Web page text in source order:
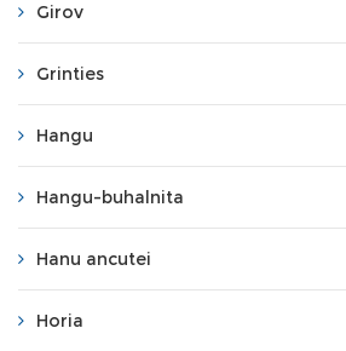
Girov
Grinties
Hangu
Hangu-buhalnita
Hanu ancutei
Horia